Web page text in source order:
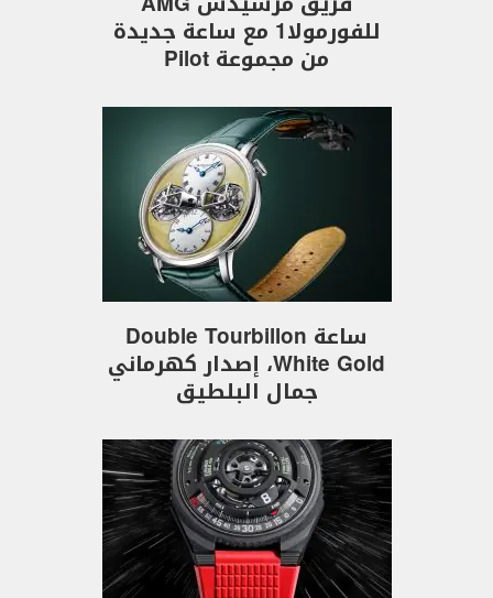
للفورمولا1 مع ساعة جديدة
من مجموعة Pilot
ساعة Double Tourbillon
White Gold، إصدار كهرماني
جمال البلطيق